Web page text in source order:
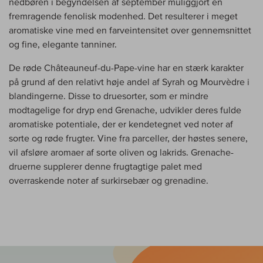
fremragende fenolisk modenhed. Det resulterer i meget
aromatiske vine med en farveintensitet over gennemsnittet
og fine, elegante tanniner.
De røde Châteauneuf-du-Pape-vine har en stærk karakter
på grund af den relativt høje andel af Syrah og Mourvèdre i
blandingerne. Disse to druesorter, som er mindre
modtagelige for dryp end Grenache, udvikler deres fulde
aromatiske potentiale, der er kendetegnet ved noter af
sorte og røde frugter. Vine fra parceller, der høstes senere,
vil afsløre aromaer af sorte oliven og lakrids. Grenache-
druerne supplerer denne frugtagtige palet med
overraskende noter af surkirsebær og grenadine.